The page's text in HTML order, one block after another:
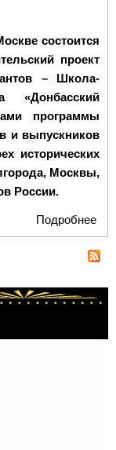
состоится
проект
– Школа-
«Донбасский
программы
и выпускников
исторических
Москвы,
России.
Подробнее